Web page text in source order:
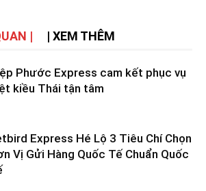
| | XEM THÊM
Phước Express cam kết phục vụ
kiều Thái tận tâm
Express Hé Lộ 3 Tiêu Chí Chọn
Vị Gửi Hàng Quốc Tế Chuẩn Quốc